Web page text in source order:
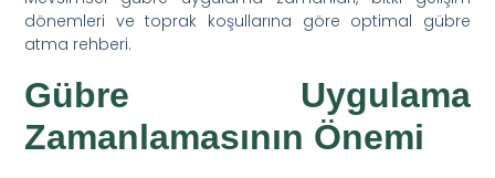
dönemleri ve toprak koşullarına göre optimal gübre
atma rehberi.
Gübre Uygulama
Zamanlamasının Önemi